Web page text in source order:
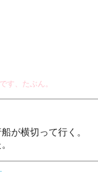
、たぶん。
が横切って行く。